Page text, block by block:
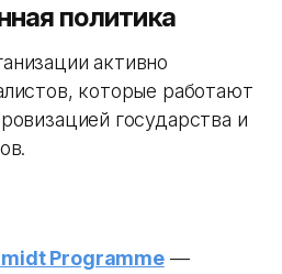
политика
активно
которые работают
государства и
Programme—